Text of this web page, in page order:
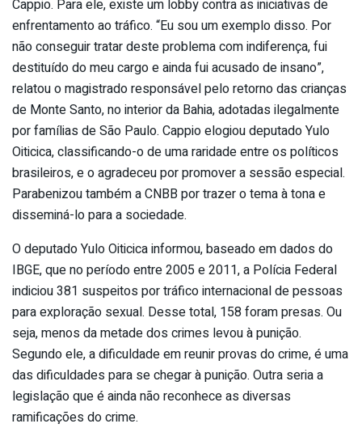
Cappio. Para ele, existe um lobby contra as iniciativas de
enfrentamento ao tráfico. “Eu sou um exemplo disso. Por
não conseguir tratar deste problema com indiferença, fui
destituído do meu cargo e ainda fui acusado de insano”,
relatou o magistrado responsável pelo retorno das crianças
de Monte Santo, no interior da Bahia, adotadas ilegalmente
por famílias de São Paulo. Cappio elogiou deputado Yulo
Oiticica, classificando-o de uma raridade entre os políticos
brasileiros, e o agradeceu por promover a sessão especial.
Parabenizou também a CNBB por trazer o tema à tona e
disseminá-lo para a sociedade.
O deputado Yulo Oiticica informou, baseado em dados do
IBGE, que no período entre 2005 e 2011, a Polícia Federal
indiciou 381 suspeitos por tráfico internacional de pessoas
para exploração sexual. Desse total, 158 foram presas. Ou
seja, menos da metade dos crimes levou à punição.
Segundo ele, a dificuldade em reunir provas do crime, é uma
das dificuldades para se chegar à punição. Outra seria a
legislação que é ainda não reconhece as diversas
ramificações do crime.